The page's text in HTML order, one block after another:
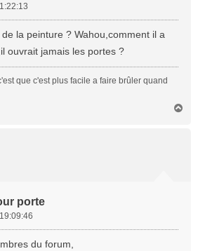
la peinture ? Wahou,comment il a
ouvrait jamais les portes ?
que c'est plus facile a faire brûler quand
porte
du forum,